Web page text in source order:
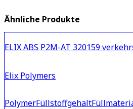
Ähnliche Produkte
ELIX ABS P2M-AT 320159
Elix Polymers
PolymerFüllstoffgehalt